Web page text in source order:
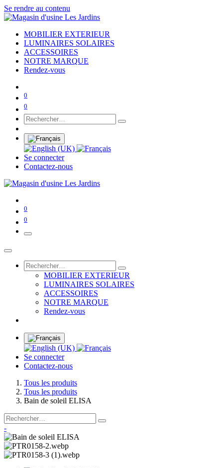
Se rendre au contenu
MOBILIER EXTERIEUR
LUMINAIRES SOLAIRES
ACCESSOIRES
NOTRE MARQUE
Rendez-vous
0
0
Se connecter
Contactez-nous
0
0
MOBILIER EXTERIEUR
LUMINAIRES SOLAIRES
ACCESSOIRES
NOTRE MARQUE
Rendez-vous
Se connecter
Contactez-nous
Tous les produits
Tous les produits
Bain de soleil ELISA
-